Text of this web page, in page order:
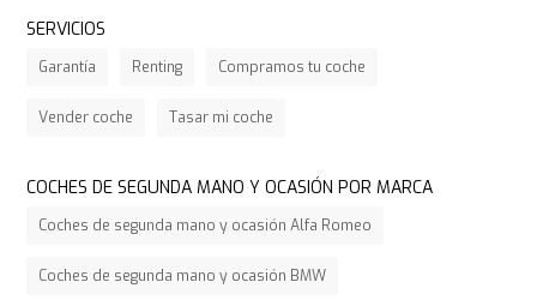
SERVICIOS
Garantía Renting Compramos tu coche
Vender coche Tasar mi coche
COCHES DE SEGUNDA MANO Y OCASIÓN POR MARCA
Coches de segunda mano y ocasión Alfa Romeo
Coches de segunda mano y ocasión BMW